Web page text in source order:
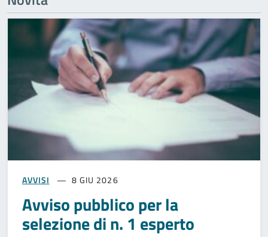
AVVISI 8 GIU 2026
Avviso pubblico per la
selezione di n. 1 esperto